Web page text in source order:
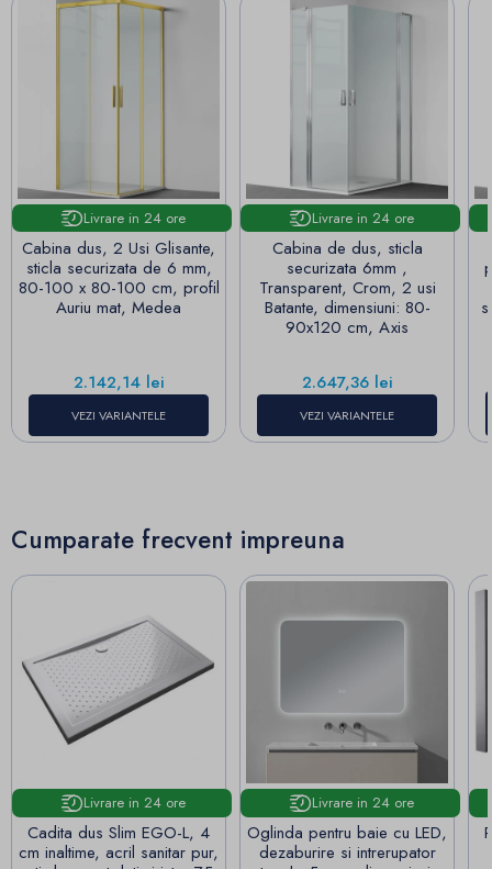
Livrare in 24 ore
Cabina dus, 2 Usi Glisante,
sticla securizata de 6 mm,
80-100 x 80-100 cm, profil
Auriu mat, Medea
Pret
2.142,14 lei
VEZI VARIANTELE
Livrare in 24 ore
Cabina de dus, sticla
securizata 6mm ,
Transparent, Crom, 2 usi
Batante, dimensiuni: 80-
90x120 cm, Axis
Pret
2.647,36 lei
VEZI VARIANTELE
Cumparate frecvent impreuna
Livrare in 24 ore
Cadita dus Slim EGO-L, 4
cm inaltime, acril sanitar pur,
Livrare in 24 ore
Oglinda pentru baie cu LED,
dezaburire si intrerupator